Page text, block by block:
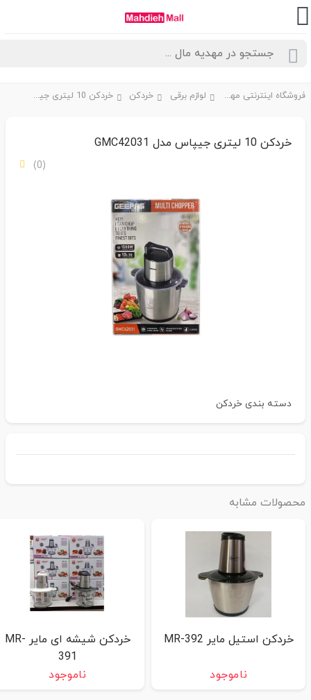
فروشگاه اینترنتی مهدیه مال لوازم برقی خردکن خردکن 10 لیتری جیپاس مدل GMC42031
خردکن 10 لیتری جیپاس مدل GMC42031
دسته بندیخردکن
مشابه
خردکن استیل مایر MR-392
ناموجود
خردکن شیشه ای مایر MR-
391
ناموجود